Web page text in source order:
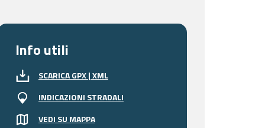
Info utili
SCARICA GPX | XML
INDICAZIONI STRADALI
VEDI SU MAPPA